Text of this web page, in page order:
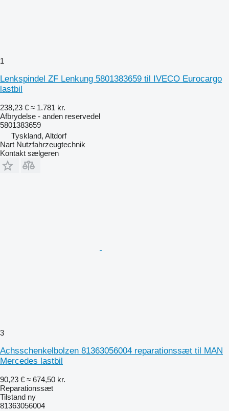
1
Lenkspindel ZF Lenkung 5801383659 til IVECO Eurocargo
lastbil
238,23 € ≈ 1.781 kr.
Afbrydelse - anden reservedel
5801383659
Tyskland, Altdorf
Nart Nutzfahrzeugtechnik
Kontakt sælgeren
3
Achsschenkelbolzen 81363056004 reparationssæt til MAN
Mercedes lastbil
90,23 € ≈ 674,50 kr.
Reparationssæt
Tilstand ny
81363056004